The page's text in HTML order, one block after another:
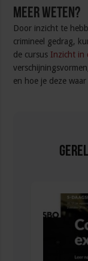
Meer weten?
Door inzicht te
crimineel gedrag,
de cursus Inzicht in
en hoe je deze